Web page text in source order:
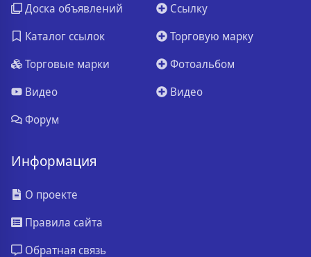
Доска объявлений
Каталог ссылок
Торговые марки
Видео
Форум
Ссылку
Торговую марку
Фотоальбом
Видео
Информация
О проекте
Правила сайта
Обратная связь